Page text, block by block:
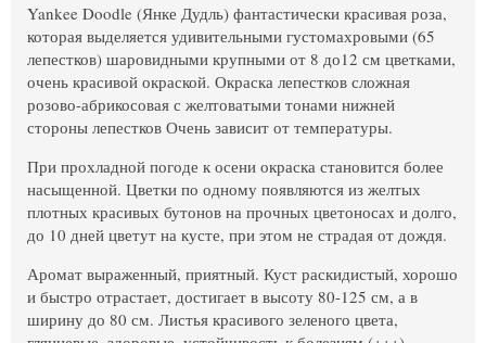
Yankee Doodle (Янке Дудль) фантастически красивая роза,
которая выделяется удивительными густомахровыми (65
лепестков) шаровидными крупными от 8 до12 см цветками,
очень красивой окраской. Окраска лепестков сложная
розово-абрикосовая с желтоватыми тонами нижней
стороны лепестков Очень зависит от температуры.
При прохладной погоде к осени окраска становится более
насыщенной. Цветки по одному появляются из желтых
плотных красивых бутонов на прочных цветоносах и долго,
до 10 дней цветут на кусте, при этом не страдая от дождя.
Аромат выраженный, приятный. Куст раскидистый, хорошо
и быстро отрастает, достигает в высоту 80-125 см, а в
ширину до 80 см. Листья красивого зеленого цвета,